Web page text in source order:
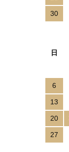
30
日
6
13
20
27